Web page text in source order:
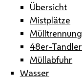
Übersicht
Mistplätze
Mülltrennung
48er-Tandler
Müllabfuhr
Wasser